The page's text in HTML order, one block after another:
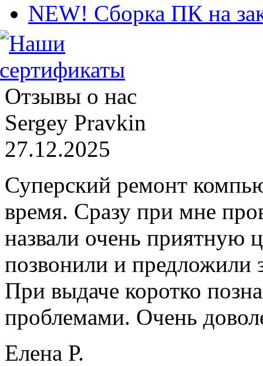
NEW! Сборка ПК на
Отзывы о нас
Sergey Pravkin
27.12.2025
Суперский ремонт
время. Сразу при мне
назвали очень приятную
позвонили и предложили
При выдаче коротко
проблемами. Очень
Елена Р.